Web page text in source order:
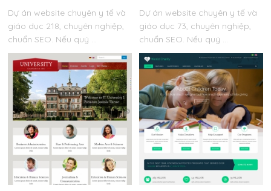
Dự án website chuyên y tế và
giáo dục 218, chuyên nghiệp,
chuẩn SEO. Nếu quý ...
Dự án website chuyên y tế và
giáo dục 73, chuyên nghiệp,
chuẩn SEO. Nếu quý ...